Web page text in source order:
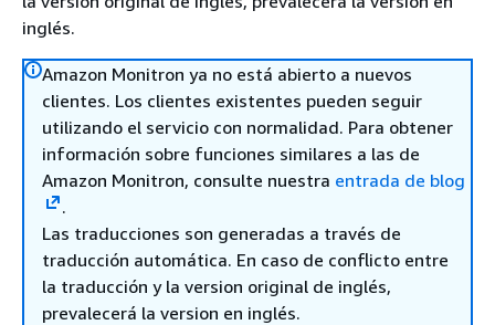
inglés.
Amazon Monitron ya no está abierto a nuevos
clientes. Los clientes existentes pueden seguir
utilizando el servicio con normalidad. Para obtener
información sobre funciones similares a las de
Amazon Monitron, consulte nuestra entrada de blog
.
Las traducciones son generadas a través de
traducción automática. En caso de conflicto entre
la traducción y la version original de inglés,
prevalecerá la version en inglés.